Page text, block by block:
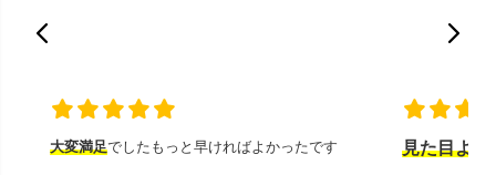
大変満足でしたもっと早ければよかったです 見た目より